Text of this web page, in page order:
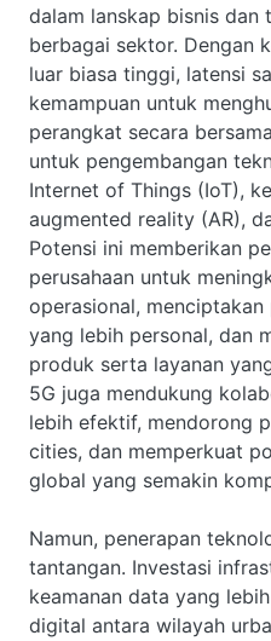
dalam lanskap bisnis
berbagai sektor. Dengan
luar biasa tinggi, latensi
kemampuan untuk
perangkat secara
untuk pengembangan
Internet of Things (IoT),
augmented reality (AR),
Potensi ini memberikan
perusahaan untuk
operasional,
yang lebih personal, dan
produk serta layanan
5G juga mendukung
lebih efektif, mendorong
cities, dan memperkuat
global yang semakin
Namun, penerapan
tantangan. Investasi
keamanan data yang
digital antara wilayah